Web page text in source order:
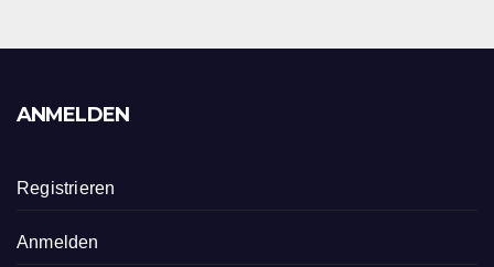
ANMELDEN
Registrieren
Anmelden